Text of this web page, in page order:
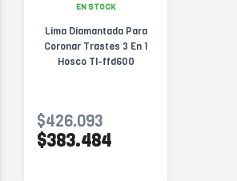
EN STOCK
Lima Diamantada Para
Coronar Trastes 3 En 1
Hosco Tl-ffd600
$426.093
$383.484